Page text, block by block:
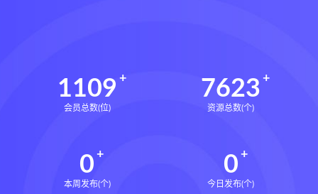
1109
会员总数(位)
7623
资源总数(个)
0
本周发布(个)
0
今日发布(个)